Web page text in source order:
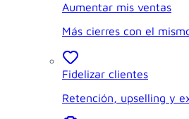
Aumentar mis ventas
Más cierres con el
Fidelizar clientes
Retención, upselling y